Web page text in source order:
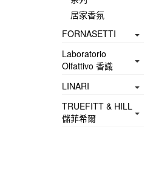
居家香氛
FORNASETTI
Laboratorio
Olfattivo 香識
LINARI
TRUEFITT & HILL
儲菲希爾